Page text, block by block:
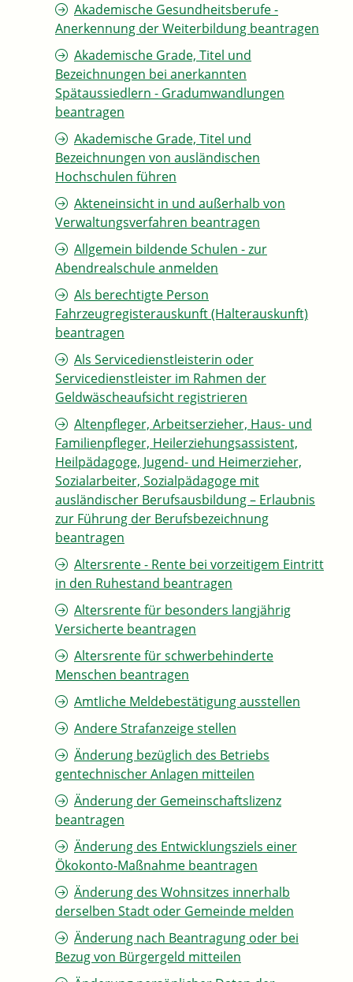
Akademische Gesundheitsberufe -
Anerkennung der Weiterbildung beantragen
Akademische Grade, Titel und
Bezeichnungen bei anerkannten
Spätaussiedlern - Gradumwandlungen
beantragen
Akademische Grade, Titel und
Bezeichnungen von ausländischen
Hochschulen führen
Akteneinsicht in und außerhalb von
Verwaltungsverfahren beantragen
Allgemein bildende Schulen - zur
Abendrealschule anmelden
Als berechtigte Person
Fahrzeugregisterauskunft (Halterauskunft)
beantragen
Als Servicedienstleisterin oder
Servicedienstleister im Rahmen der
Geldwäscheaufsicht registrieren
Altenpfleger, Arbeitserzieher, Haus- und
Familienpfleger, Heilerziehungsassistent,
Heilpädagoge, Jugend- und Heimerzieher,
Sozialarbeiter, Sozialpädagoge mit
ausländischer Berufsausbildung – Erlaubnis
zur Führung der Berufsbezeichnung
beantragen
Altersrente - Rente bei vorzeitigem Eintritt
in den Ruhestand beantragen
Altersrente für besonders langjährig
Versicherte beantragen
Altersrente für schwerbehinderte
Menschen beantragen
Amtliche Meldebestätigung ausstellen
Andere Strafanzeige stellen
Änderung bezüglich des Betriebs
gentechnischer Anlagen mitteilen
Änderung der Gemeinschaftslizenz
beantragen
Änderung des Entwicklungsziels einer
Ökokonto-Maßnahme beantragen
Änderung des Wohnsitzes innerhalb
derselben Stadt oder Gemeinde melden
Änderung nach Beantragung oder bei
Bezug von Bürgergeld mitteilen